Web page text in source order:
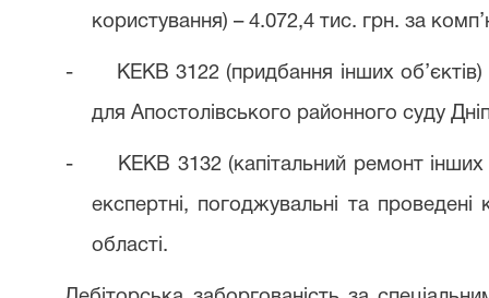
користування) – 4.072,4 тис. грн. за
- КЕКВ 3122 (придбання інших
для Апостолівського районного суду
- КЕКВ 3132 (капітальний ремонт інших
експертні, погоджувальні та
області.